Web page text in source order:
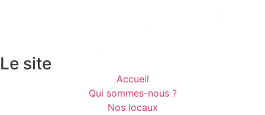
Le site
Accueil
Qui sommes-nous ?
Nos locaux